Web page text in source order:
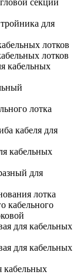
для
лотков
лотков
кабельных
лотка
кабеля для
кабельных
для
лотка
кабельного
для кабельных
для кабельных
кабельных